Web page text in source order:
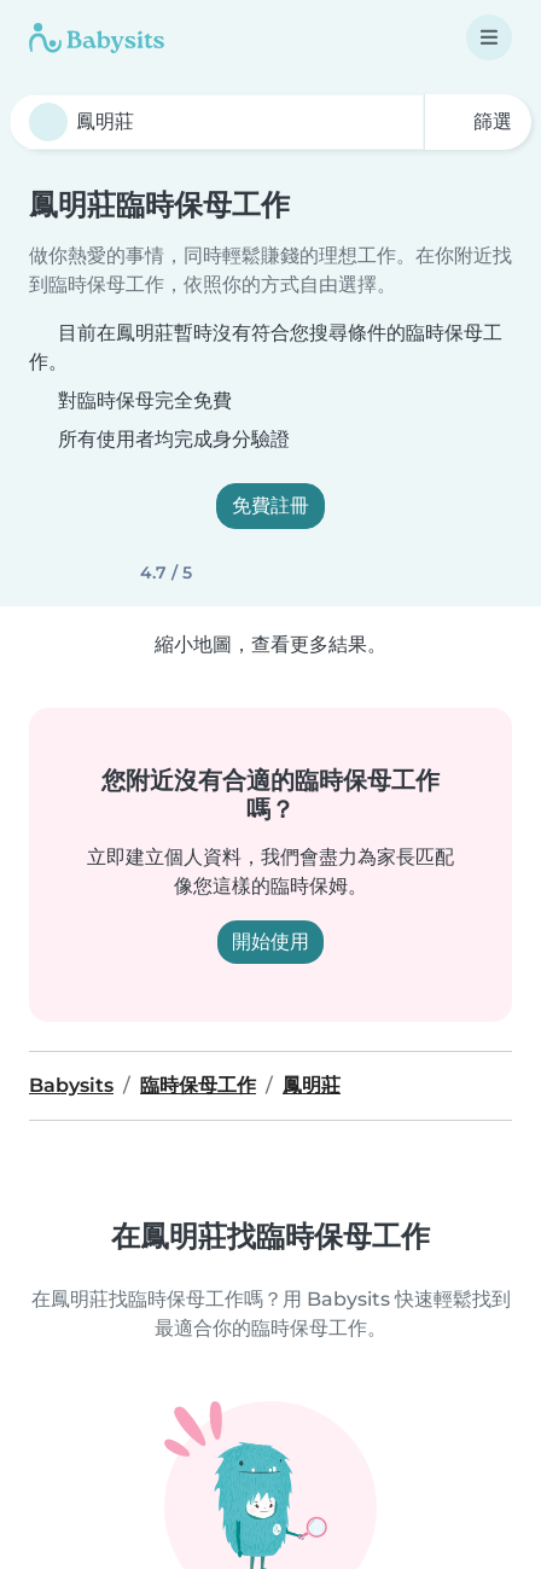
篩選
鳳明莊臨時保母工作
做你熱愛的事情，同時輕鬆賺錢的理想工作。在你附近找
到臨時保母工作，依照你的方式自由選擇。
目前在鳳明莊暫時沒有符合您搜尋條件的臨時保母工
作。
對臨時保母完全免費
所有使用者均完成身分驗證
免費註冊
4.7 / 5
縮小地圖，查看更多結果。
您附近沒有合適的臨時保母工作
嗎？
立即建立個人資料，我們會盡力為家長匹配
像您這樣的臨時保姆。
開始使用
Babysits 臨時保母工作 鳳明莊
在鳳明莊找臨時保母工作
在鳳明莊找臨時保母工作嗎？用 Babysits 快速輕鬆找到
最適合你的臨時保母工作。